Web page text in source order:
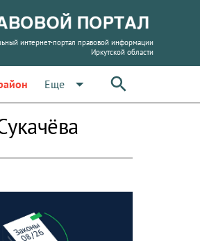
интернет-портал правовой информации
Иркутской области
Еще arrow_drop_down